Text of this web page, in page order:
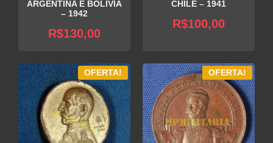
ARGENTINA E BOLÍVIA
– 1942
R$130,00
CHILE – 1941
R$100,00
OFERTA! OFERTA!